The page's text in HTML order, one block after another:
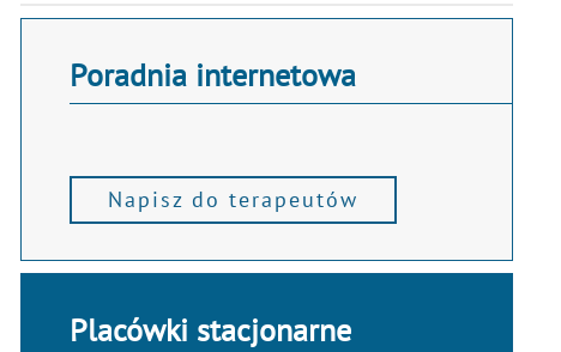
Poradnia internetowa
Napisz do terapeutów
Placówki stacjonarne